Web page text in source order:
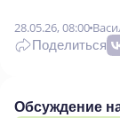
28.05.26, 08:00
Поделиться
Обсуждение